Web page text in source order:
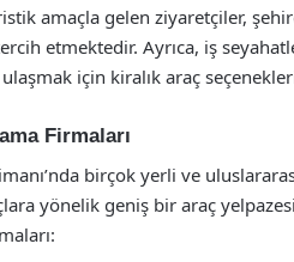
amaçla gelen ziyaretçiler,
etmektedir. Ayrıca, iş
için kiralık araç
Firmaları
birçok yerli ve
yönelik geniş bir araç